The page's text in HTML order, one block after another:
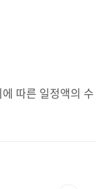
따른 일정액의 수